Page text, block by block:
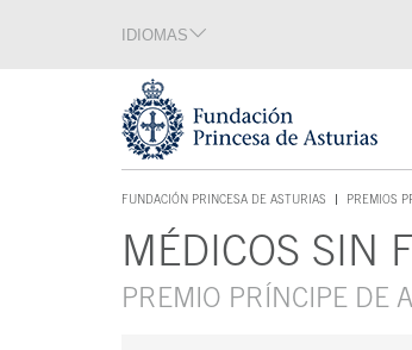
Tecla de acceso 1
IDIOMAS
FUNDACIÓN PRINCESA DE ASTURIAS
TECLA DE ACCESO 1
PREMIOS
Contenido principalMÉDICOS SIN
PREMIO PRÍNCIPE DE